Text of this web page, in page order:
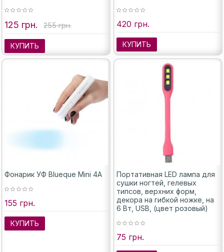
125 грн. 255 грн.
КУПИТЬ
420 грн.
КУПИТЬ
Фонарик УФ Blueque Mini 4A
155 грн.
КУПИТЬ
Портативная LED лампа для
сушки ногтей, гелевых
типсов, верхних форм,
декора на гибкой ножке, на
6 Вт, USB, (цвет розовый)
75 грн.